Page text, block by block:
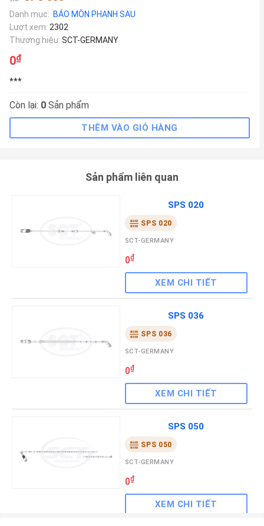
Danh mục: BÁO MÒN PHANH SAU
Lượt xem: 2302
Thương hiệu: SCT-GERMANY
0₫
***
Còn lại: 0 Sản phẩm
THÊM VÀO GIỎ HÀNG
Sản phẩm liên quan
SPS 020
SPS 020
SCT-GERMANY
0₫
XEM CHI TIẾT
SPS 036
SPS 036
SCT-GERMANY
0₫
XEM CHI TIẾT
SPS 050
SPS 050
SCT-GERMANY
0₫
XEM CHI TIẾT